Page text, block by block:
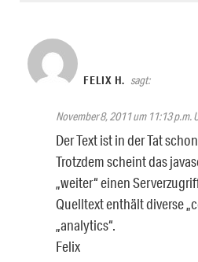
FELIX H. sagt:
November 8, 2011 um 11:13 p.m.
Der Text ist in der Tat
Trotzdem scheint das
„weiter“ einen
Quelltext enthält diverse
„analytics“.
Felix